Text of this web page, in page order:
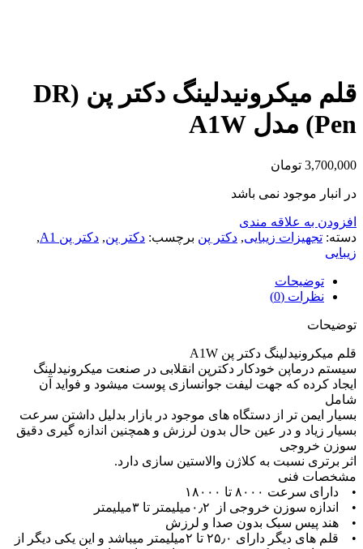
قلم میکرونیدلینگ دکتر پن (DR
Pen) مدل A1W
3,700,000 تومان
در انبار موجود نمی باشد
افزودن به علاقه مندی
دسته: تجهیزات زیبایی, دکتر پن برچسب: دکتر پن, دکتر پن A1
,
زیبایی
توضیحات
نظرات (0)
توضیحات
قلم میکرونیدلینگ دکتر پن A1W
سیستم درماپن خودکار دکترپن انقلابی در صنعت میکرونیدلینگ
ایجاد کرده که جهت لیفت جوانسازی پوست میشود و فواید آن
شامل
بسیار ایمن تر از دستگاه های موجود در بازار بدلیل داشتن سرعت
بسیار زیاد و در عین حال بدون لرزش و همچنین اندازه گیری دقیق
سوزن خروجی
اثر برتری نسبت به کلاژن والاستین سازی دارد.
مشخصات فنی
• دارای سرعت ۸۰۰۰ تا ۱۸۰۰۰
• اندازه سوزن خروجی از ۰٫۲میلیمتر تا ۳میلیمتر
• هند پیس سبک بدون صدا و لرزش
• قلم های دیگر دارای ۲۵٫۰ تا ۲میلیمتر میباشد و این یکی دیگر از